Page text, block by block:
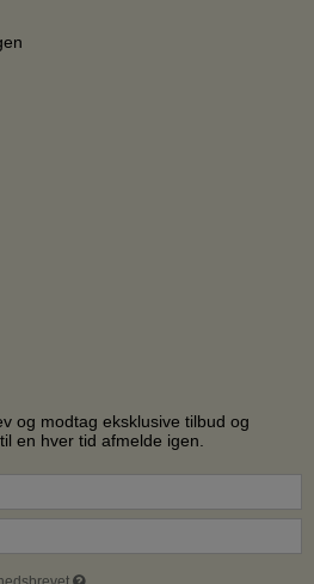
og modtag eksklusive tilbud og
en hver tid afmelde igen.